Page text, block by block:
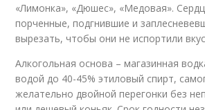
«Лимонка», «Дюшес», «Медовая».
порченные, подгнившие и
вырезать, чтобы они не испортили
Алкогольная основа – магазинная
водой до 40-45% этиловый спирт,
желательно двойной перегонки без